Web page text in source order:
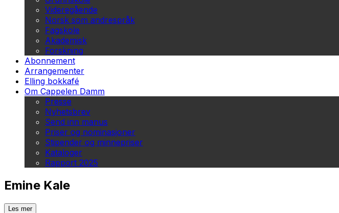
Videregående
Norsk som andrespråk
Fagskole
Akademisk
Forskning
Abonnement
Arrangementer
Elling bokkafé
Om Cappelen Damm
Presse
Nyhetsbrev
Send inn manus
Priser og nominasjoner
Stipender og minnepriser
Kataloger
Rapport 2025
Emine Kale
Les mer